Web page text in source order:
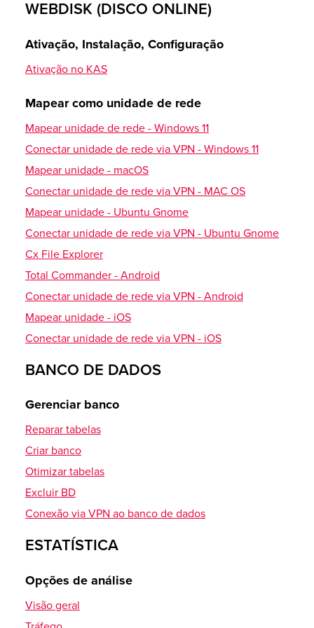
Ativação do HSTS
Ativar autenticação SMTP
eM Client
Configurar e-mail
Samsung Galaxy S10
Configurar conta (IMAP)
App Gmail
Configurar e-mail
App Huawei Mail
Configurar conta (IMAP)
Navegador Vivaldi
Configurar e-mail
CardDAV - Sincronização de contatos
Exibir configurações no WebMail
Android DAVx5 (DAVdroid)
Outlook 2019
Thunderbird
Contatos iOS
macOS Contatos
CalDAV - Função de calendário
Verificação dos dados de acesso ao banco de dados
Configuração da conexão no Windows 10
Baixar
por script
Executar scripts shell
Google Search Console
adicionar novo domínio
Instalação
Erro PHP
Criar
Migração da versão PHP
Qual versão do PHP uso
Verificação da versão PHP no KAS
Verificação da versão PHP no .htaccess
WEBDISK (DISCO ONLINE)
Ativação, Instalação, Configuração
Ativação no KAS
Mapear como unidade de rede
Mapear unidade de rede - Windows 11
Conectar unidade de rede via VPN - Windows 11
Mapear unidade - macOS
Conectar unidade de rede via VPN - MAC OS
Mapear unidade - Ubuntu Gnome
Conectar unidade de rede via VPN - Ubuntu Gnome
Cx File Explorer
Total Commander - Android
Conectar unidade de rede via VPN - Android
Mapear unidade - iOS
Conectar unidade de rede via VPN - iOS
BANCO DE DADOS
Gerenciar banco
Reparar tabelas
Criar banco
Otimizar tabelas
Excluir BD
Conexão via VPN ao banco de dados
ESTATÍSTICA
Opções de análise
Visão geral